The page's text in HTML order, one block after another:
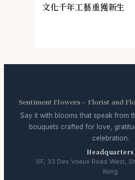
文化千年工藝重獲新生
Sentiment Flowers – Florist and
Say it with blooms that speak from
bouquets crafted for love,
celebration.
Headquarters
1/F, 33 Des Voeux Road West,
Kong